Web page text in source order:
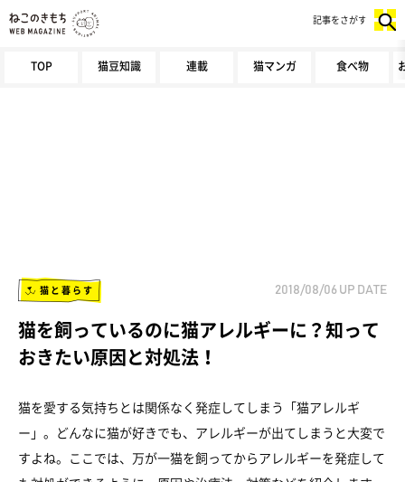
TOP 猫豆知識 連載 猫マンガ 食べ物
記事をさがす
猫と暮らす 2018/08/06 UP DATE
猫を飼っているのに猫アレルギーに？知って
おきたい原因と対処法！
猫を愛する気持ちとは関係なく発症してしまう「猫アレルギ
ー」。どんなに猫が好きでも、アレルギーが出てしまうと大変で
すよね。ここでは、万が一猫を飼ってからアレルギーを発症して